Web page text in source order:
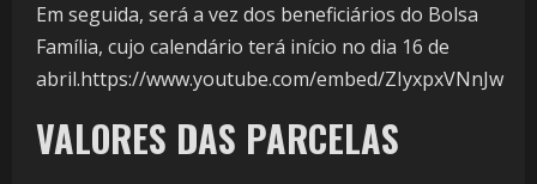
Em seguida, será a vez dos beneficiários do Bolsa
Família, cujo calendário terá início no dia 16 de
abril.https://www.youtube.com/embed/ZIyxpxVNnJw
VALORES DAS PARCELAS